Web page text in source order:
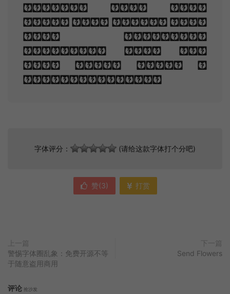
sadly, how Love
fled And paced upon
the mountains
overhead And hid
his face amid a
crowd of stars.
字体评分： (请给这款字体打个分吧)
赞(3) 打赏
上一篇
警惕字体圈乱象：免费开源不等
于随意盗用商用
下一篇
Send Flowers
评论 抢沙发